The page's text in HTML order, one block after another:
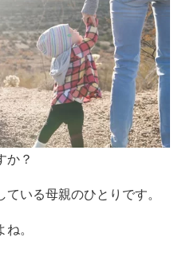
か？
いる母親のひとりです。
。